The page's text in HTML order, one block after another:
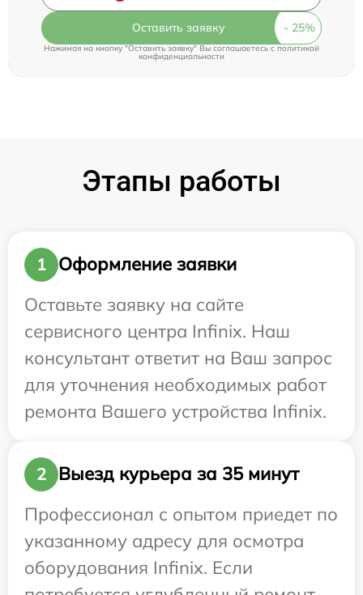
Оставить заявку
Нажимая на кнопку "Оставить заявку" Вы соглашаетесь cполитикой
конфиденциальности
Этапы работы
1
Оформление заявки
Оставьте заявку на сайте
сервисного центра Infinix. Наш
консультант ответит на Ваш запрос
для уточнения необходимых работ
ремонта Вашего устройства Infinix.
2
Выезд курьера за 35 минут
Профессионал с опытом приедет по
указанному адресу для осмотра
оборудования Infinix. Если